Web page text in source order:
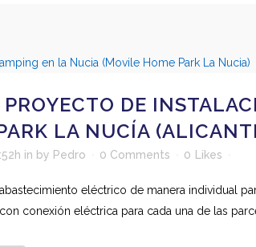
PROYECTO DE
LA NUCÍA
in by Pedro 0 Comments 0 Likes
eléctrico de manera individual
conexión eléctrica para cada una de las